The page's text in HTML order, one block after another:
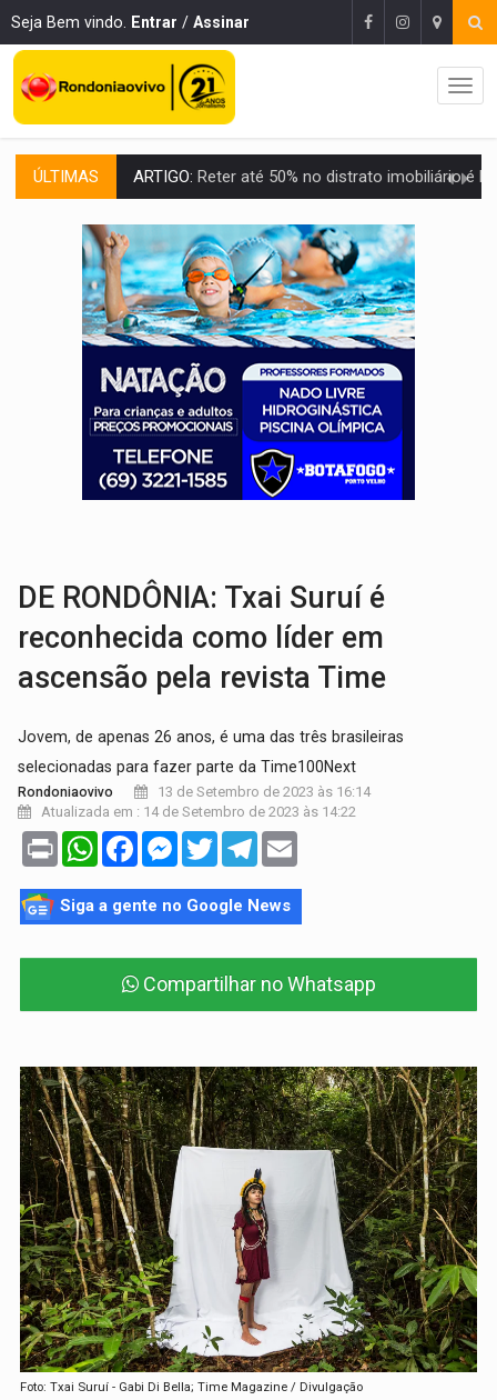
Seja Bem vindo. Entrar / Assinar
ÚLTIMAS DO HOSPITAL AO CAMPO: Veja as mais de 200 ações de Marcos
EXPANSÃO:Grupo Nova Era amplia presença em PVH e transforma Aramix
ROTA GLOBAL: PCC amplia presença internacional e transforma Brasil em
CONEXÃO RONDONIAOVIVO:Museólogo Antônio Ocampo conduz a história de
EXTENSÃO DE DANOS:Ferroviários pedem ao Iphan recuperação de área
VARIANDO O CARDÁPIO:Veja essa receita de carne assada para o
PREJUÍZO AOS ESTUDANTES:Greve dos professores em PVH é
POSSESSÃO DE DEBORAH LOGAN:
ARTIGO:
DE RONDÔNIA: Txai Suruí é
reconhecida como líder em
ascensão pela revista Time
Jovem, de apenas 26 anos, é uma das três brasileiras
selecionadas para fazer parte da Time100Next
Rondoniaovivo
13 de Setembro de 2023 às 16:14
Atualizada em : 14 de Setembro de 2023 às 14:22
Print WhatsAppFacebookMessenger
TwitterTelegram
Siga a gente no Google News
Compartilhar no Whatsapp
Foto: Txai Suruí - Gabi Di Bella; Time Magazine / Divulgação